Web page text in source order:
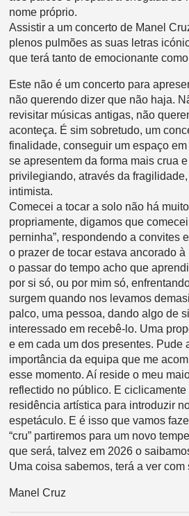
nome próprio.
Assistir a um concerto de Manel
plenos pulmões as suas letras
que terá tanto de emocionante
Este não é um concerto para
não querendo dizer que não haja.
revisitar músicas antigas, não
aconteça. É sim sobretudo, um
finalidade, conseguir um espaço
se apresentem da forma mais crua
privilegiando, através da
intimista.
Comecei a tocar a solo não há
propriamente, digamos que comecei
perninha”, respondendo a convites
o prazer de tocar estava ancorado
o passar do tempo acho que
por si só, ou por mim só,
surgem quando nos levamos
palco, uma pessoa, dando algo de
interessado em recebê-lo. Uma
e em cada um dos presentes. Pude
importância da equipa que me
esse momento. Aí reside o meu
reflectido no público. E ciclicamente
residência artística para introduzir
espetáculo. E é isso que vamos
“cru” partiremos para um novo
que será, talvez em 2026 o
Uma coisa sabemos, terá a ver com
Manel Cruz